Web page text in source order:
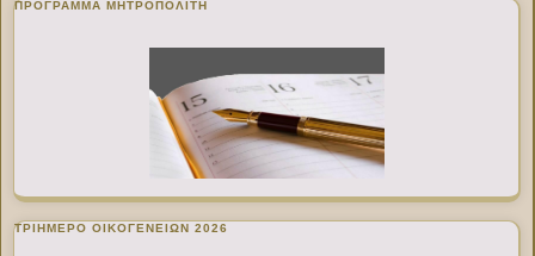
ΠΡΌΓΡΑΜΜΑ ΜΗΤΡΟΠΟΛΊΤΗ
ΤΡΙΗΜΕΡΟ ΟΙΚΟΓΕΝΕΙΩΝ 2026